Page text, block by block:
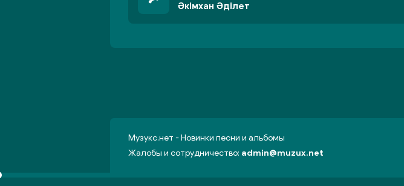
Әкімхан Әділет
Музукс.нет - Новинки песни и альбомы
Жалобы и сотрудничество: admin@muzux.net